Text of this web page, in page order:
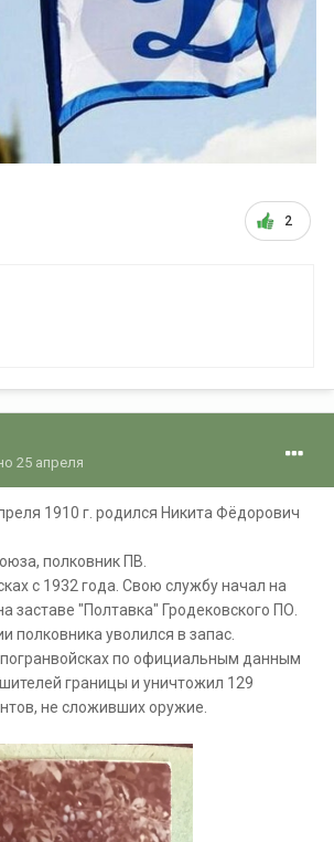
2
25 апреля
1910 г. родился Никита Фёдорович
полковник ПВ.
с 1932 года. Свою службу начал на
заставе "Полтавка" Гродековского ПО.
полковника уволился в запас.
по официальным данным
границы и уничтожил 129
не сложивших оружие.